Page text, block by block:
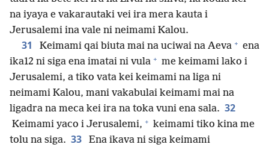
na iyaya e vakarautaki vei ira mera kauta i
Jerusalemi ina vale ni neimami Kalou.
31 Keimami qai biuta mai na uciwai na Aeva + ena
ika12 ni siga ena imatai ni vula + me keimami lako i
Jerusalemi, a tiko vata kei keimami na liga ni
neimami Kalou, mani vakabulai keimami mai na
ligadra na meca kei ira na toka vuni ena sala. 32
Keimami yaco i Jerusalemi, + keimami tiko kina me
tolu na siga. 33
Ena ikava ni siga keimami